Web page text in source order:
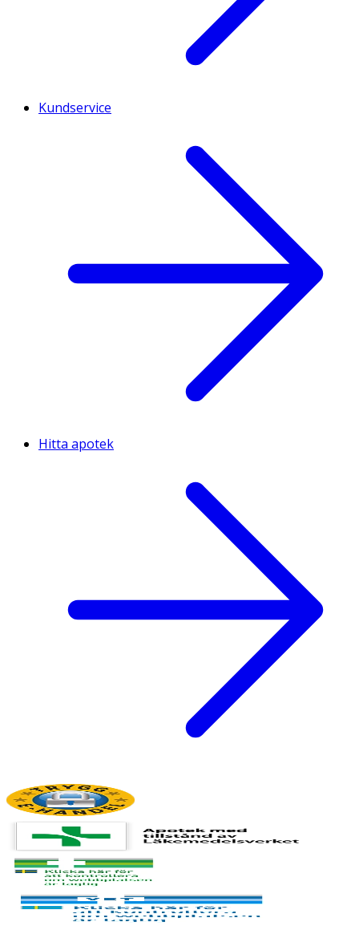
Kundservice
Hitta apotek